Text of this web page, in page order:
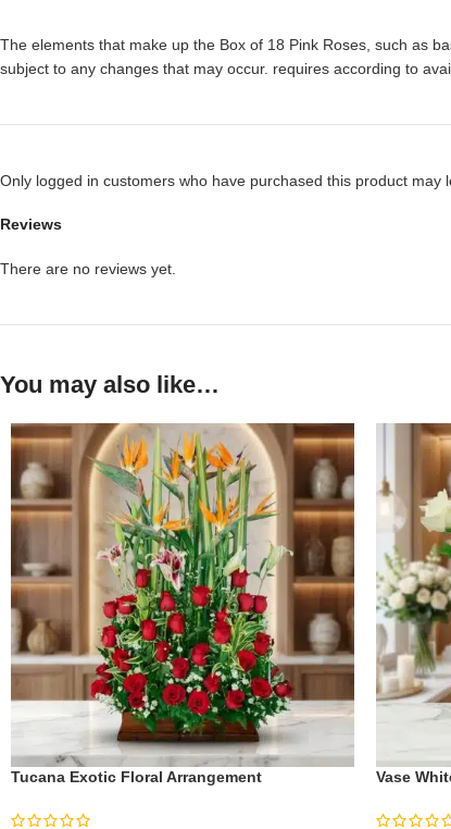
The elements that make up the Box of 18 Pink Roses, such as
subject to any changes that may occur. requires according to
Reviews
There are no reviews yet.
Only logged in customers who have purchased this product may
You may also like…
Tucana Exotic Floral Arrangement Vase